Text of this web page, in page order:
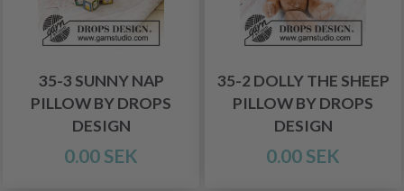
35-3 SUNNY NAP
PILLOW BY DROPS
DESIGN
0.00 SEK
35-2 DOLLY THE SHEEP
PILLOW BY DROPS
DESIGN
0.00 SEK